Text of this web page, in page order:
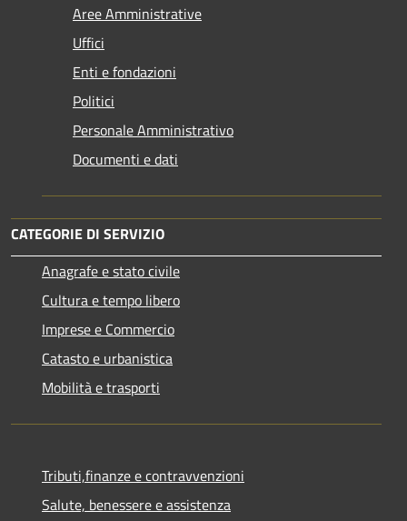
Aree Amministrative
Uffici
Enti e fondazioni
Politici
Personale Amministrativo
Documenti e dati
CATEGORIE DI SERVIZIO
Anagrafe e stato civile
Cultura e tempo libero
Imprese e Commercio
Catasto e urbanistica
Mobilità e trasporti
Tributi,finanze e contravvenzioni
Salute, benessere e assistenza